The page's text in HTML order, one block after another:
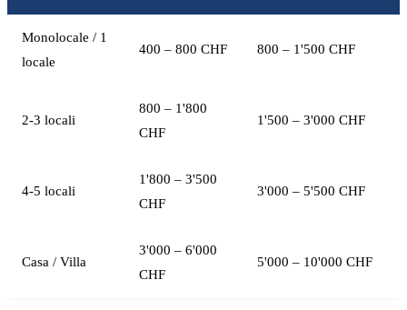
Monolocale / 1
locale
400 – 800 CHF 800 – 1'500 CHF
2-3 locali
800 – 1'800
CHF
1'500 – 3'000 CHF
4-5 locali
1'800 – 3'500
CHF
3'000 – 5'500 CHF
Casa / Villa
3'000 – 6'000
CHF
5'000 – 10'000 CHF